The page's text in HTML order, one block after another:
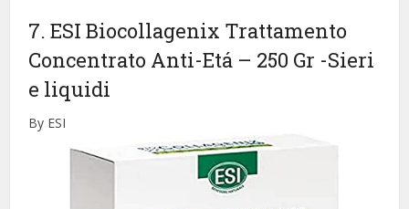
7. ESI Biocollagenix Trattamento
Concentrato Anti-Etá – 250 Gr -Sieri
e liquidi
By ESI